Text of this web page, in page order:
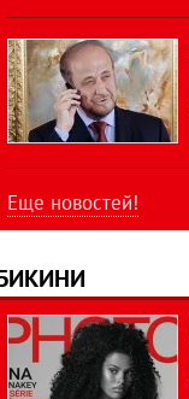
Еще новостей!